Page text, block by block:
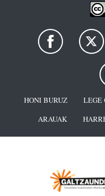
HONI BURUZ LEGE
ARAUAK